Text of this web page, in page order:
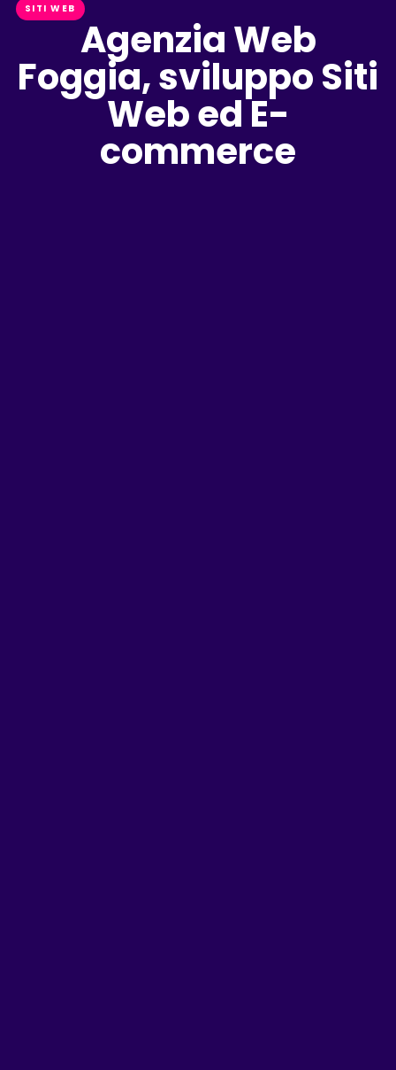
SITI WEB
Agenzia Web
Foggia, sviluppo Siti
Web ed E-
commerce